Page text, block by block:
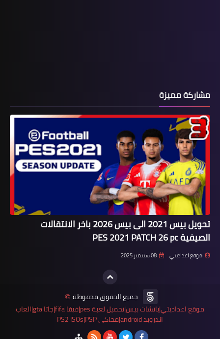
مشاركة مميزة
تحويل بيس 2021 الى بيس 2026 باخر الانتقالات
الصيفية PES 2021 PATCH 26 pc
موقع اعداديتي 08 سبتمبر 2025
جميع الحقوق محفوظة ©
موقع اعداديتي|باتشات بيس|تحميل لعبة pes|فيفا fifa|جاتا gta|العاب
اندرويد android|محاكي PS2 ISOs|PSP